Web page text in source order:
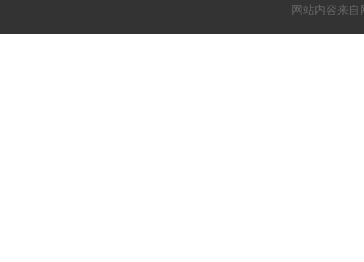
网站内容来